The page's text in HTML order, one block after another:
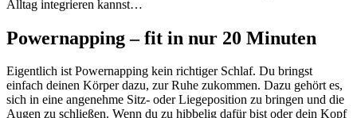
Alltag integrieren kannst…
Powernapping – fit in nur 20 Minuten
Eigentlich ist Powernapping kein richtiger Schlaf. Du bringst
einfach deinen Körper dazu, zur Ruhe zukommen. Dazu gehört es,
sich in eine angenehme Sitz- oder Liegeposition zu bringen und die
Augen zu schließen. Wenn du zu hibbelig dafür bist oder dein Kopf